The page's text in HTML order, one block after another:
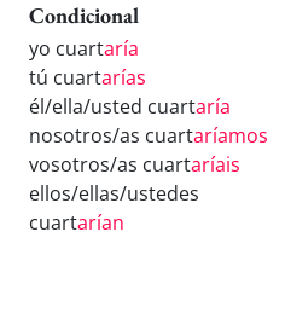
Condicional
yo cuartaría
tú cuartarías
él/ella/usted cuartaría
nosotros/as cuartaríamos
vosotros/as cuartaríais
ellos/ellas/ustedes
cuartarían